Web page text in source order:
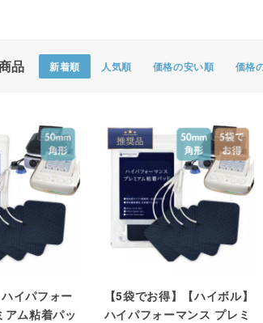
品 新着順 人気順 価格の安い順 価格
ハイパフォー
アム粘着パッ
【5袋でお得】【ハイボル】
ハイパフォーマンス プレミ